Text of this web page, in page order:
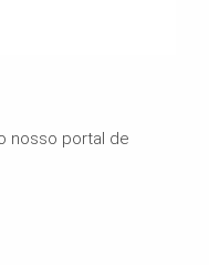
nosso portal de